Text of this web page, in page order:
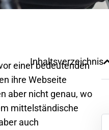
einer bedeutenden
ihre Webseite
aber nicht genau, wo
mittelständische
auch
Inhaltsverzeichnis